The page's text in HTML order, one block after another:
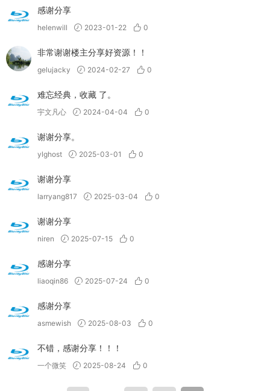
感谢分享
helenwill 2023-01-22 0
非常谢谢楼主分享好资源！！
gelujacky 2024-02-27 0
难忘经典，收藏 了。
宇文凡心 2024-04-04 0
谢谢分享。
ylghost 2025-03-01 0
谢谢分享
larryang817 2025-03-04 0
谢谢分享
niren 2025-07-15 0
感谢分享
liaoqin86 2025-07-24 0
感谢分享
asmewish 2025-08-03 0
不错，感谢分享！！！
一个微笑 2025-08-24 0